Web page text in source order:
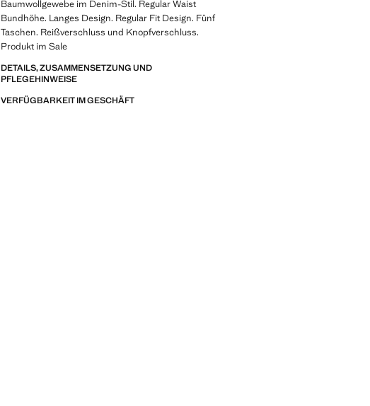
Baumwollgewebe im Denim-Stil. Regular Waist
Bundhöhe. Langes Design. Regular Fit Design. Fünf
Taschen. Reißverschluss und Knopfverschluss.
Produkt im Sale
DETAILS, ZUSAMMENSETZUNG UND
PFLEGEHINWEISE
VERFÜGBARKEIT IM GESCHÄFT